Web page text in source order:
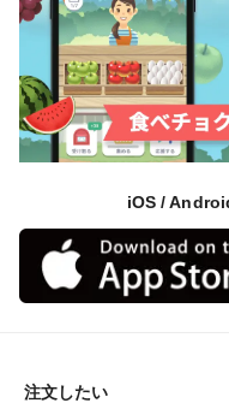
iOS /
注文したい